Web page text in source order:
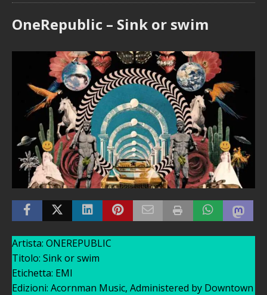
OneRepublic – Sink or swim
Artista: ONEREPUBLIC
Titolo: Sink or swim
Etichetta: EMI
Edizioni: Acornman Music, Administered by Downtown